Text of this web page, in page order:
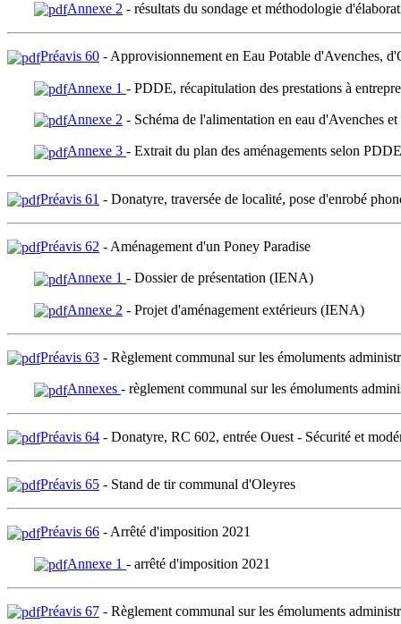
Annexe 2 - résultats du sondage et méthodologie
Préavis 60 - Approvisionnement en Eau Potable d'Avenches,
Annexe 1 - PDDE, récapitulation des prestations à
Annexe 2 - Schéma de l'alimentation en eau d'Avenches
Annexe 3 - Extrait du plan des aménagements selon
Préavis 61 - Donatyre, traversée de localité, pose d'enrobé
Préavis 62 - Aménagement d'un Poney Paradise
Annexe 1 - Dossier de présentation (IENA)
Annexe 2 - Projet d'aménagement extérieurs (IENA)
Préavis 63 - Règlement communal sur les émoluments
Annexes - règlement communal sur les émoluments
Préavis 64 - Donatyre, RC 602, entrée Ouest - Sécurité et
Préavis 65 - Stand de tir communal d'Oleyres
Préavis 66 - Arrêté d'imposition 2021
Annexe 1 - arrêté d'imposition 2021
Préavis 67 - Règlement communal sur les émoluments